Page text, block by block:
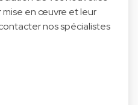
mise en œuvre et leur
nos spécialistes